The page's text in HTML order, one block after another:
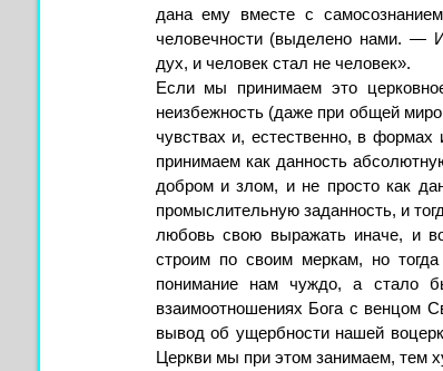
дана ему вместе с
человечности (выделено нами. —
дух, и человек стал не человек».
Если мы принимаем это
неизбежность (даже при общей
чувствах и, естественно, в
принимаем как данность
добром и злом, и не просто как
промыслительную заданность, и
любовь свою выражать иначе, и
строим по своим меркам, но
понимание нам чуждо, а
взаимоотношениях Бога с венцом
вывод об ущербности нашей
Церкви мы при этом занимаем, тем